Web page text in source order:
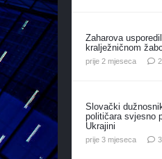
Zaharova
kralježničnom
prije 2 mjeseca
Slovački
političara svjesno
Ukrajini
prije 3 mjeseca